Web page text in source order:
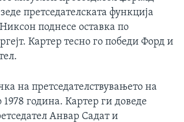
претседателската функција
поднесе оставка по
Картер тесно го победи Форд и
на претседателствувањето на
1978 година. Картер ги доведе
Анвар Садат и